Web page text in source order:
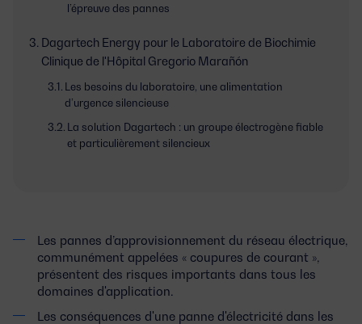
l’épreuve des pannes
Dagartech Energy pour le Laboratoire de Biochimie
Clinique de l'Hôpital Gregorio Marañón
Les besoins du laboratoire, une alimentation
d’urgence silencieuse
La solution Dagartech : un groupe électrogène fiable
et particulièrement silencieux
Les pannes d’approvisionnement du réseau électrique,
communément appelées « coupures de courant »,
présentent des risques importants dans tous les
domaines d'application.
Les conséquences d'une panne d'électricité dans les